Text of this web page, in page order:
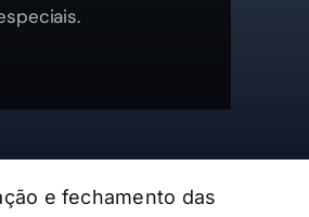
e fechamento das